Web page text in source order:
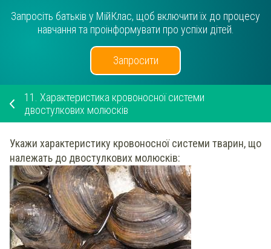
Запросіть батьків у МійКлас, щоб включити їх до процесу
навчання та проінформувати про успіхи дітей.
Запросити
11.
Характеристика кровоносної системи
двостулкових молюсків
Укажи характеристику кровоносноїсистеми тварин, що
належать до двостулкових молюсків: